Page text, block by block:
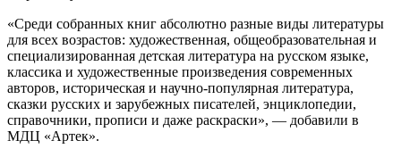
«Среди собранных книг абсолютно разные виды литературы
для всех возрастов: художественная, общеобразовательная и
специализированная детская литература на русском языке,
классика и художественные произведения современных
авторов, историческая и научно-популярная литература,
сказки русских и зарубежных писателей, энциклопедии,
справочники, прописи и даже раскраски», — добавили в
МДЦ «Артек».